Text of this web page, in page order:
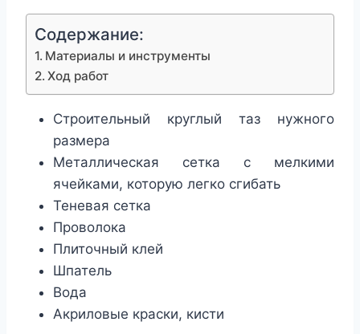
Содержание:
Материалы и инструменты
Ход работ
Строительный круглый таз нужного
размера
Металлическая сетка с мелкими
ячейками, которую легко сгибать
Теневая сетка
Проволока
Плиточный клей
Шпатель
Вода
Акриловые краски, кисти